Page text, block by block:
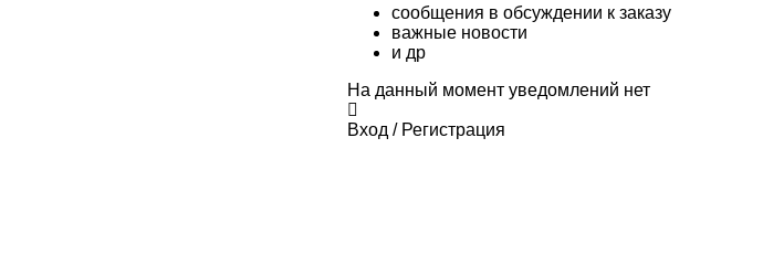
сообщения в обсуждении к заказу
важные новости
и др
На данный момент уведомлений нет
Вход / Регистрация